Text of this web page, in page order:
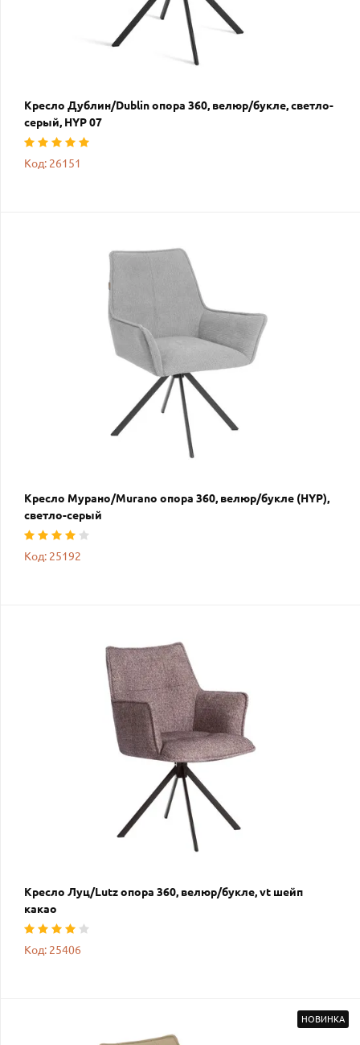
Кресло Дублин/Dublin опора 360, велюр/букле, светло-
серый, HYP 07
Код: 26151
Кресло Мурано/Murano опора 360, велюр/букле (HYP),
светло-серый
Код: 25192
Кресло Луц/Lutz опора 360, велюр/букле, vt шейп
какао
Код: 25406
НОВИНКА